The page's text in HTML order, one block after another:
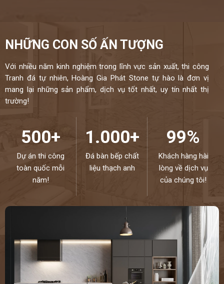
NHỮNG CON SỐ ẤN TƯỢNG
Với nhiều năm kinh nghiệm trong lĩnh vực sản xuất, thi công
Tranh đá tự nhiên, Hoàng Gia Phát Stone tự hào là đơn vị
mang lại những sản phẩm, dịch vụ tốt nhất, uy tín nhất thị
trường!
500+
Dự án thi công
toàn quốc mỗi
năm!
1.000+
Đá bàn bếp chất
liệu thạch anh
99%
Khách hàng hài
lòng về dịch vụ
của chúng tôi!